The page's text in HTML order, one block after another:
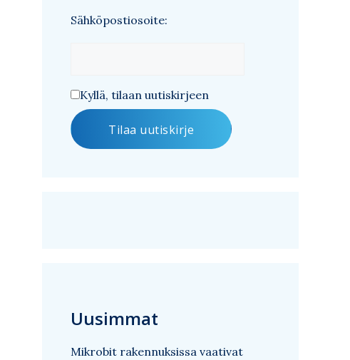
Sähköpostiosoite:
Kyllä, tilaan uutiskirjeen
Uusimmat
Mikrobit rakennuksissa vaativat